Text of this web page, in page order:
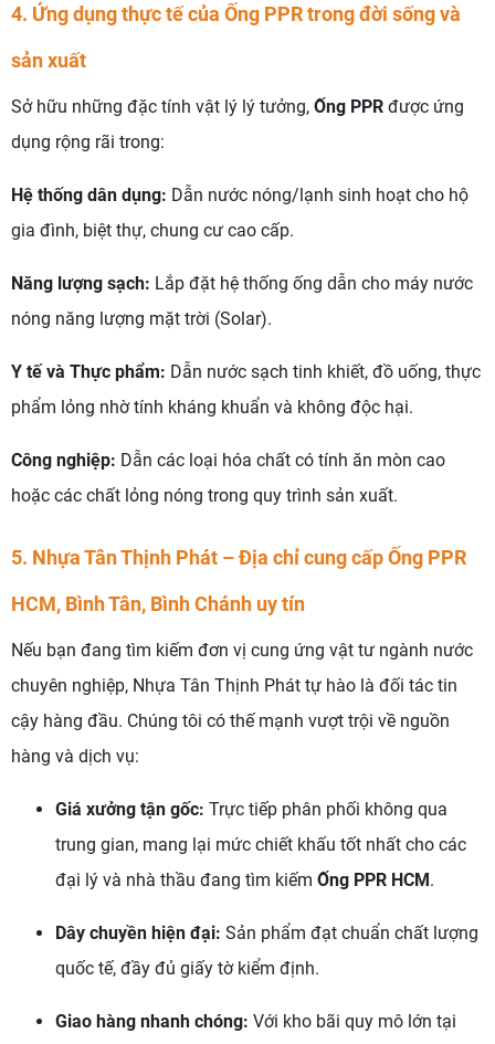
4. Ứng dụng thực tế của Ống PPR trong đời sống và
sản xuất
Sở hữu những đặc tính vật lý lý tưởng, Ống PPR được ứng
dụng rộng rãi trong:
Hệ thống dân dụng: Dẫn nước nóng/lạnh sinh hoạt cho hộ
gia đình, biệt thự, chung cư cao cấp.
Năng lượng sạch: Lắp đặt hệ thống ống dẫn cho máy nước
nóng năng lượng mặt trời (Solar).
Y tế và Thực phẩm: Dẫn nước sạch tinh khiết, đồ uống, thực
phẩm lỏng nhờ tính kháng khuẩn và không độc hại.
Công nghiệp: Dẫn các loại hóa chất có tính ăn mòn cao
hoặc các chất lỏng nóng trong quy trình sản xuất.
5. Nhựa Tân Thịnh Phát – Địa chỉ cung cấp Ống PPR
HCM, Bình Tân, Bình Chánh uy tín
Nếu bạn đang tìm kiếm đơn vị cung ứng vật tư ngành nước
chuyên nghiệp, Nhựa Tân Thịnh Phát tự hào là đối tác tin
cậy hàng đầu. Chúng tôi có thế mạnh vượt trội về nguồn
hàng và dịch vụ:
Giá xưởng tận gốc: Trực tiếp phân phối không qua
trung gian, mang lại mức chiết khấu tốt nhất cho các
đại lý và nhà thầu đang tìm kiếm Ống PPR HCM.
Dây chuyền hiện đại: Sản phẩm đạt chuẩn chất lượng
quốc tế, đầy đủ giấy tờ kiểm định.
Giao hàng nhanh chóng: Với kho bãi quy mô lớn tại